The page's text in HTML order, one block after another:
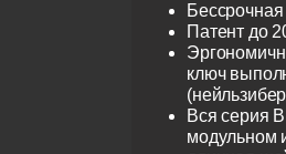
Патент до
ключ
Вся серия
модульном